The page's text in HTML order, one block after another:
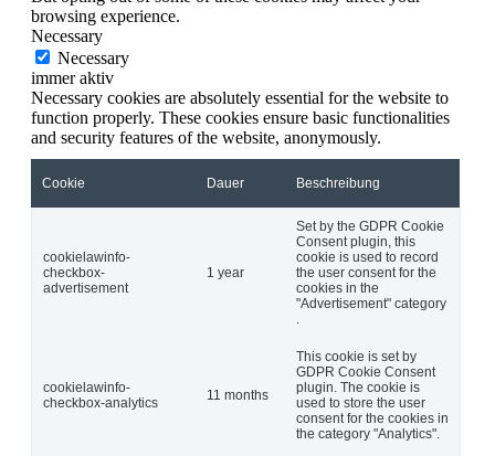
browsing experience.
Necessary
Necessary
immer aktiv
Necessary cookies are absolutely essential for the website to
function properly. These cookies ensure basic functionalities
and security features of the website, anonymously.
Cookie Dauer Beschreibung
cookielawinfo-
checkbox-
advertisement
1 year
Set by the GDPR Cookie
Consent plugin, this
cookie is used to record
the user consent for the
cookies in the
"Advertisement" category
cookielawinfo-
checkbox-analytics
11 months
This cookie is set by
GDPR Cookie Consent
plugin. The cookie is
used to store the user
consent for the cookies in
the category "Analytics".